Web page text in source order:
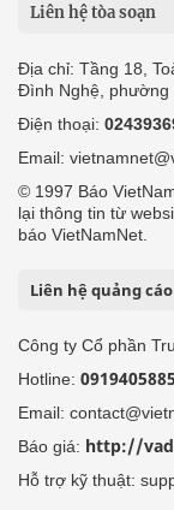
Liên hệ tòa soạn
Địa chỉ: Tầng 18,
Đình Nghệ, phường
Điện thoại:
Email:
© 1997 Báo
lại thông tin từ
báo VietNamNet.
Liên hệ quảng cáo
Công ty Cổ phần
Hotline:
Email:
Báo giá: http://
Hỗ trợ kỹ thuật: